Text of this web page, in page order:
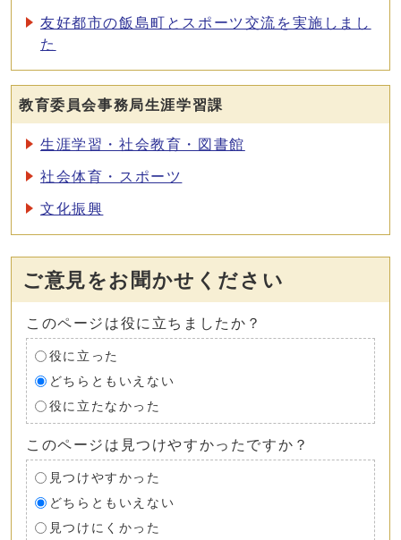
友好都市の飯島町とスポーツ交流を実施しまし
た
教育委員会事務局生涯学習課
生涯学習・社会教育・図書館
社会体育・スポーツ
文化振興
ご意見をお聞かせください
このページは役に立ちましたか？
役に立った
どちらともいえない
役に立たなかった
このページは見つけやすかったですか？
見つけやすかった
どちらともいえない
見つけにくかった